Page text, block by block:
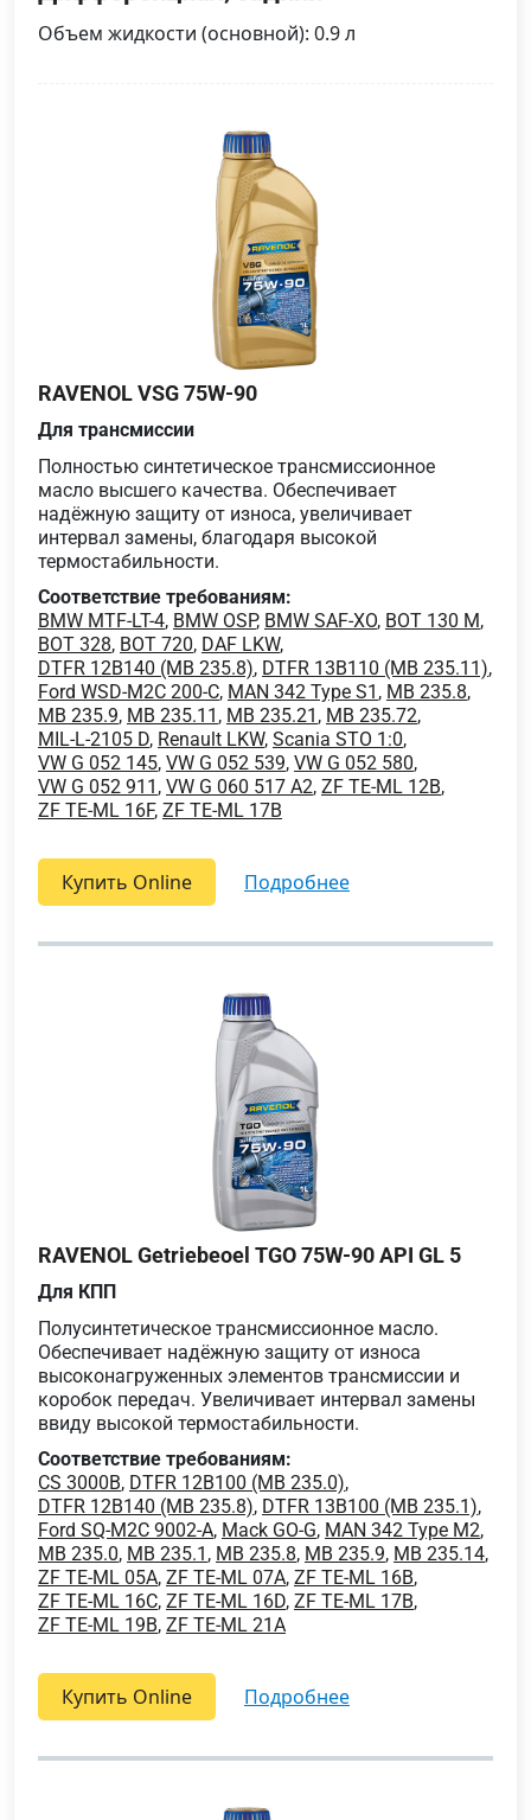
Объем жидкости (основной): 0.9 л
RAVENOL VSG 75W-90
Для трансмиссии
Полностью синтетическое трансмиссионное
масло высшего качества. Обеспечивает
надёжную защиту от износа, увеличивает
интервал замены, благодаря высокой
термостабильности.
Соответствие требованиям:
BMW MTF-LT-4, BMW OSP, BMW SAF-XO, BOT 130 M,
BOT 328, BOT 720, DAF LKW,
DTFR 12B140 (MB 235.8), DTFR 13B110 (MB 235.11),
Ford WSD-M2C 200-C, MAN 342 Type S1 , MB 235.8,
MB 235.9, MB 235.11 , MB 235.21 , MB 235.72,
MIL-L-2105 D, Renault LKW, Scania STO 1:0,
VW G 052 145, VW G 052 539, VW G 052 580,
VW G 052 911 , VW G 060 517 A2, ZF TE-ML 12B,
ZF TE-ML 16F, ZF TE-ML 17B
Купить Online подробнее
RAVENOL Getriebeoel TGO 75W-90 API GL 5
Для КПП
Полусинтетическое трансмиссионное масло.
Обеспечивает надёжную защиту от износа
высоконагруженных элементов трансмиссии и
коробок передач. Увеличивает интервал замены
ввиду высокой термостабильности.
Соответствие требованиям:
CS 3000B, DTFR 12B100 (MB 235.0),
DTFR 12B140 (MB 235.8), DTFR 13B100 (MB 235.1),
Ford SQ-M2C 9002-A, Mack GO-G, MAN 342 Type M2,
MB 235.0, MB 235.1 , MB 235.8, MB 235.9, MB 235.14,
ZF TE-ML 05A, ZF TE-ML 07A, ZF TE-ML 16B,
ZF TE-ML 16C, ZF TE-ML 16D, ZF TE-ML 17B,
ZF TE-ML 19B, ZF TE-ML 21A
Купить Online подробнее